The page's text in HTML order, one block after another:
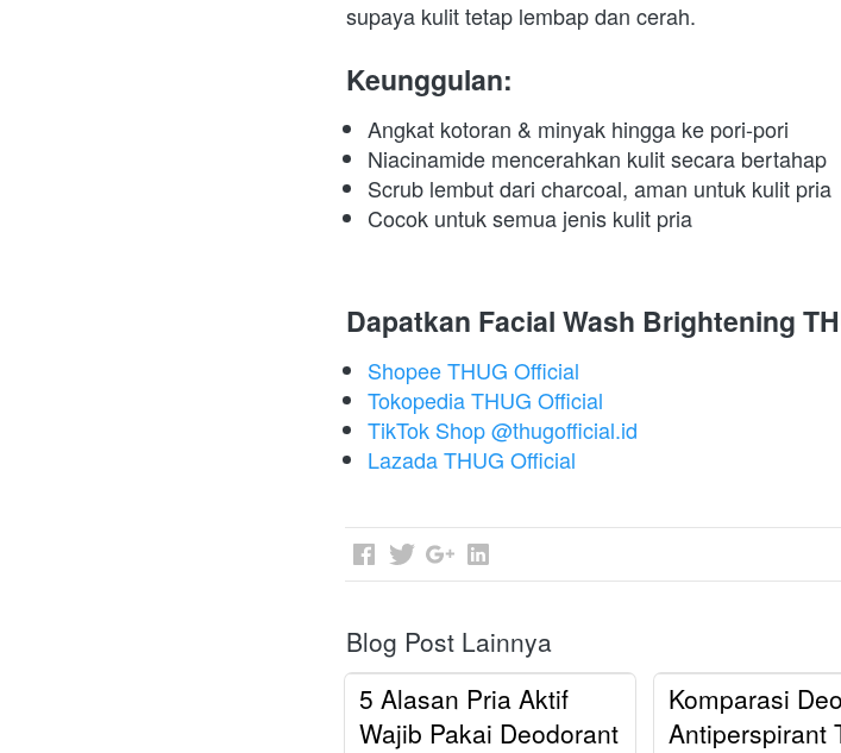
supaya kulit tetap lembap dan cerah.
Keunggulan:
Angkat kotoran & minyak hingga ke pori-pori
Niacinamide mencerahkan kulit secara bertahap
Scrub lembut dari charcoal, aman untuk kulit pria
Cocok untuk semua jenis kulit pria
Dapatkan Facial Wash Brightening
Shopee THUG Official
Tokopedia THUG Official
TikTok Shop @thugofficial.id
Lazada THUG Official
Blog Post Lainnya
5 Alasan Pria Aktif
Wajib Pakai Deodorant
Komparasi
Antiperspirant